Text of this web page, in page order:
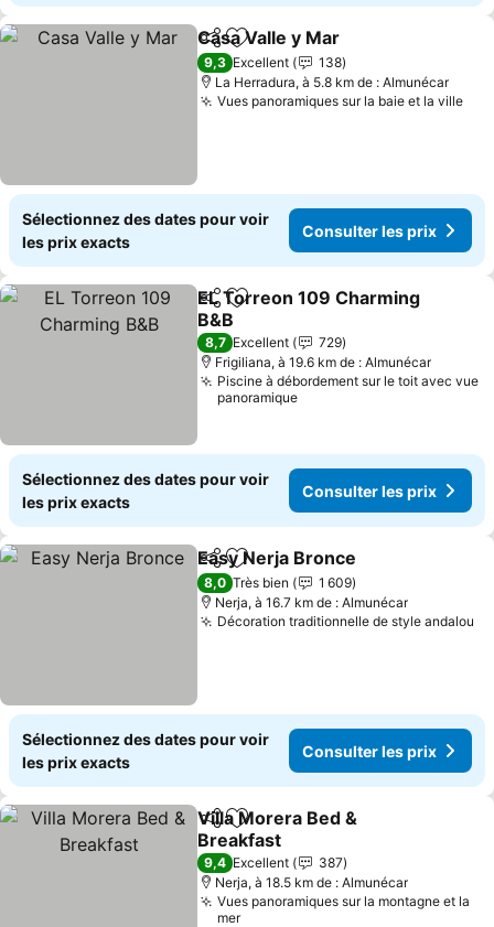
PartagerAjouter à mes favoris
Casa Valle y Mar
9,3 Excellent
138
La Herradura, à 5.8 km de : Almunécar
Vues panoramiques sur la baie et la ville
Sélectionnez des dates pour voir
les prix exacts
Consulter les prix
PartagerAjouter à mes favoris
EL Torreon 109 Charming
B&B
Consulter les prix
8,7 Excellent
729
Frigiliana, à 19.6 km de : Almunécar
Piscine à débordement sur le toit avec vue
panoramique
Sélectionnez des dates pour voir
les prix exacts
Consulter les prix
PartagerAjouter à mes favoris
Easy Nerja Bronce
8,0 Très bien
1 609
Nerja, à 16.7 km de : Almunécar
Décoration traditionnelle de style andalou
Sélectionnez des dates pour voir
les prix exacts
Consulter les prix
PartagerAjouter à mes favoris
Villa Morera Bed &
Breakfast
Consulter les prix
9,4 Excellent
387
Nerja, à 18.5 km de : Almunécar
Vues panoramiques sur la montagne et la
mer